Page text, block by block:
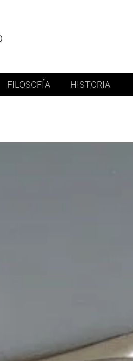
FILOSOFÍA HISTORIA